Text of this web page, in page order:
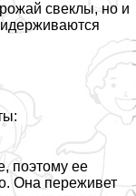
свеклы, но и
поэтому ее
Она переживет